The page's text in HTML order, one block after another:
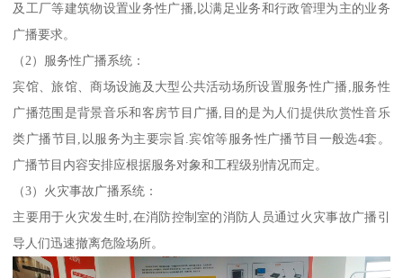
及工厂等建筑物设置业务性广播,以满足业务和行政管理为主的业务
广播要求。
（2）服务性广播系统：
宾馆、旅馆、商场设施及大型公共活动场所设置服务性广播,服务性
广播范围是背景音乐和客房节目广播,目的是为人们提供欣赏性音乐
类广播节目,以服务为主要宗旨.宾馆等服务性广播节目一般选4套。
广播节目内容安排应根据服务对象和工程级别情况而定。
（3）火灾事故广播系统：
主要用于火灾发生时,在消防控制室的消防人员通过火灾事故广播引
导人们迅速撤离危险场所。